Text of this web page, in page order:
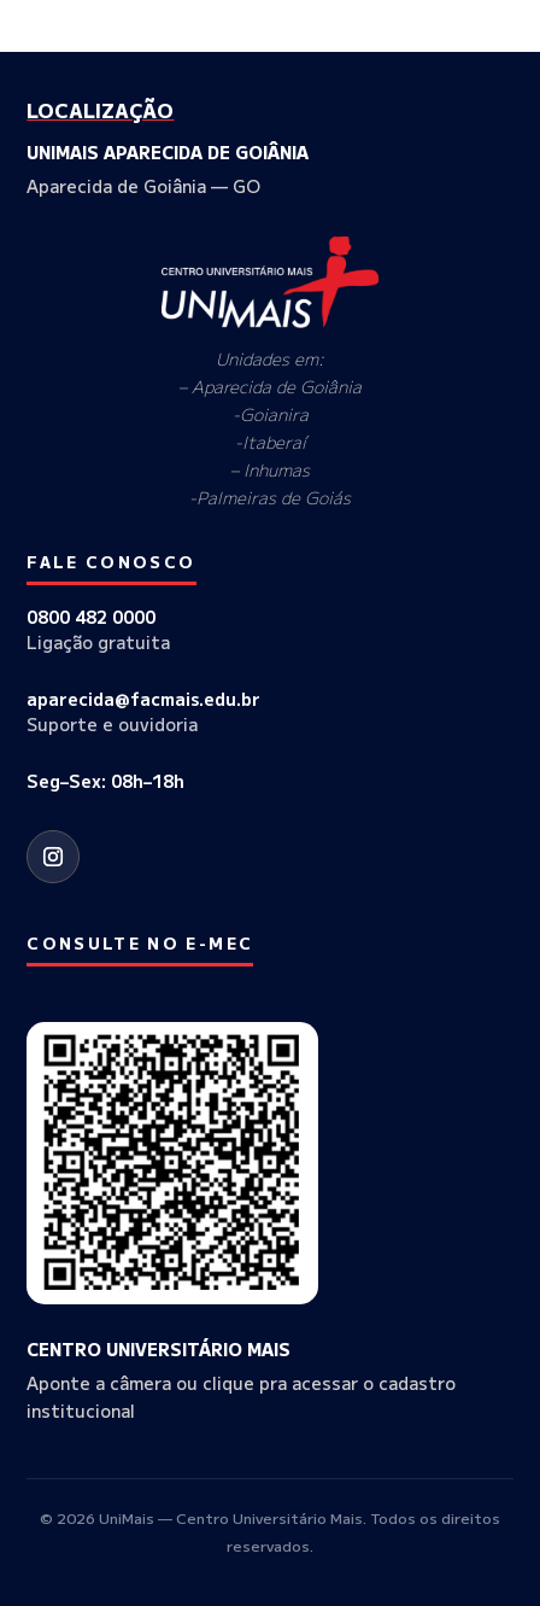
LOCALIZAÇÃO
UNIMAIS APARECIDA DE GOIÂNIA
Aparecida de Goiânia — GO
Unidades em:
– Aparecida de Goiânia
-Goianira
-Itaberaí
– Inhumas
-Palmeiras de Goiás
FALE CONOSCO
0800 482 0000
Ligação gratuita
aparecida@facmais.edu.br
Suporte e ouvidoria
Seg–Sex: 08h–18h
CONSULTE NO E-MEC
CENTRO UNIVERSITÁRIO MAIS
Aponte a câmera ou clique pra acessar o cadastro
institucional
© 2026 UniMais — Centro Universitário Mais. Todos os direitos
reservados.